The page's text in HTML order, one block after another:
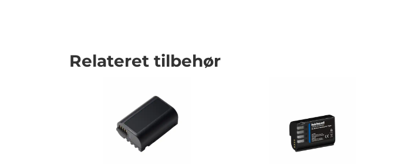
Relateret tilbehør